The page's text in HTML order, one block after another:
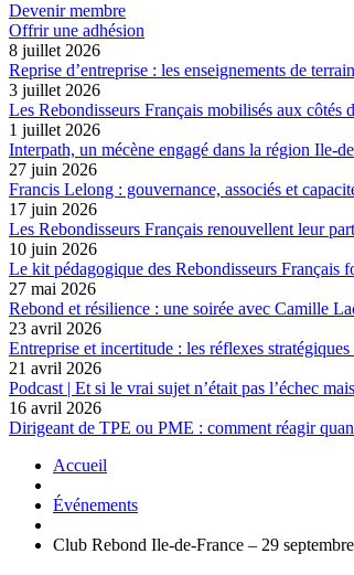
Devenir membre
Offrir une adhésion
8 juillet 2026
Reprise d’entreprise : les enseignements de
3 juillet 2026
Les Rebondisseurs Français mobilisés aux côtés
1 juillet 2026
Interpath, un mécène engagé dans la région Ile-
27 juin 2026
Francis Lelong : gouvernance, associés et
17 juin 2026
Les Rebondisseurs Français renouvellent leur
10 juin 2026
Le kit pédagogique des Rebondisseurs Français
27 mai 2026
Rebond et résilience : une soirée avec Camille
23 avril 2026
Entreprise et incertitude : les réflexes
21 avril 2026
Podcast | Et si le vrai sujet n’était pas l’échec
16 avril 2026
Dirigeant de TPE ou PME : comment réagir
Accueil
Événements
Club Rebond Ile-de-France – 29